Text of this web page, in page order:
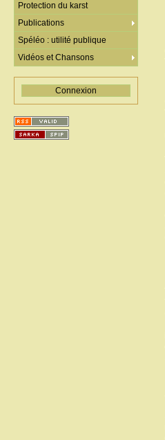
Protection du karst
Publications
Spéléo : utilité publique
Vidéos et Chansons
Connexion